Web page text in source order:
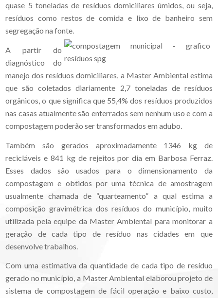
quase 5 toneladas de resíduos domiciliares úmidos, ou seja,
resíduos como restos de comida e lixo de banheiro sem
segregação na fonte.
A partir do
diagnóstico do
manejo dos resíduos domiciliares, a Master Ambiental estima
que são coletados diariamente 2,7 toneladas de resíduos
orgânicos, o que significa que 55,4% dos resíduos produzidos
nas casas atualmente são enterrados sem nenhum uso e com a
compostagem poderão ser transformados em adubo.
Também são gerados aproximadamente 1346 kg de
recicláveis e 841 kg de rejeitos por dia em Barbosa Ferraz.
Esses dados são usados para o dimensionamento da
compostagem e obtidos por uma técnica de amostragem
usualmente chamada de “quarteamento” a qual estima a
composição gravimétrica dos resíduos do município, muito
utilizada pela equipe da Master Ambiental para monitorar a
geração de cada tipo de resíduo nas cidades em que
desenvolve trabalhos.
Com uma estimativa da quantidade de cada tipo de resíduo
gerado no município, a Master Ambiental elaborou projeto de
sistema de compostagem de fácil operação e baixo custo,